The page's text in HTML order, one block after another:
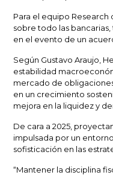
Para el equipo Research
sobre todo las
en el evento de un
Según Gustavo Araujo,
estabilidad
mercado de
en un crecimiento
mejora en la liquidez y
De cara a 2025,
impulsada por un
sofisticación en las
“Mantener la disciplina